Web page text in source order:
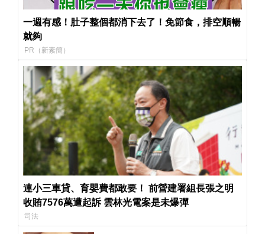
一週有感！肚子整個都消下去了！免節食，排空順暢
就夠
PR（新素簡）
連小三車貸、育嬰費都敢要！ 前營建署組長張之明
收賄7576萬遭起訴 雲林光電案是未爆彈
司法